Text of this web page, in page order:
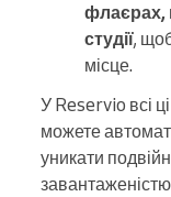
флаєрах,
студії,
місце.
У Reservio всі
можете
уникати